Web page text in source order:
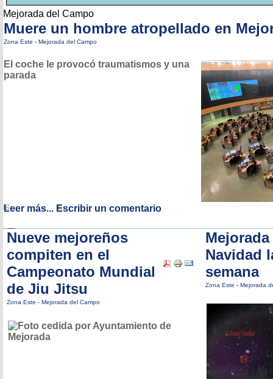
Mejorada del Campo
Muere un hombre atropellado en
Zona Este - Mejorada del Campo
El coche le provocó traumatismos y una
parada
Leer más... Escribir un comentario
Nueve mejoreños
compiten en el
Campeonato Mundial
de Jiu Jitsu
Zona Este - Mejorada del Campo
Navidad
semana
Zona Este - Mejorada